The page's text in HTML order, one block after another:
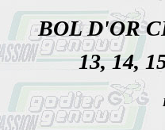
BOL D'OR
13, 14,